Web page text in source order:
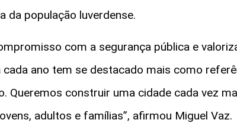
da população luverdense.
com a segurança pública e
cada ano tem se destacado mais como
Queremos construir uma cidade cada vez
adultos e famílias”, afirmou Miguel Vaz.